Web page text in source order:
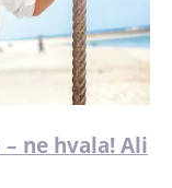
ne hvala! Ali